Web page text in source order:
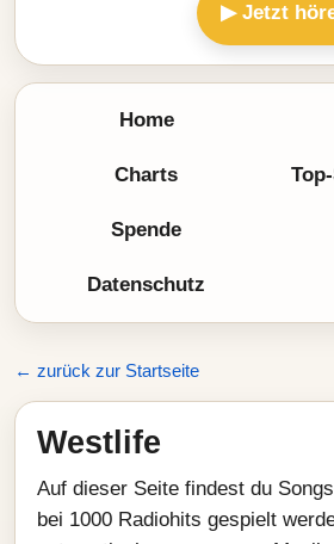
▶ Jetzt
Home
Charts
Spende
Datenschutz
← zurück zur Startseite
Westlife
Auf dieser Seite findest du
bei 1000 Radiohits gespielt